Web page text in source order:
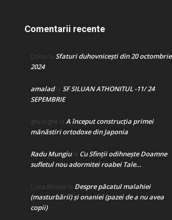
Comentarii recente
Doina la Sfaturi duhovnicești din 20 octombrie
2024
amaladla SF SILUAN ATHONITUL -11/ 24
SEPEMBRIE
gheorghe la A început construcţia primei
mănăstiri ortodoxe din Japonia
Radu Mungiula Cu Sfinții odihnește Doamne
sufletul nou adormitei roabei Tale…
Crina Marina la Despre păcatul malahiei
(masturbării) şi onaniei (pazei de a nu avea
copii)